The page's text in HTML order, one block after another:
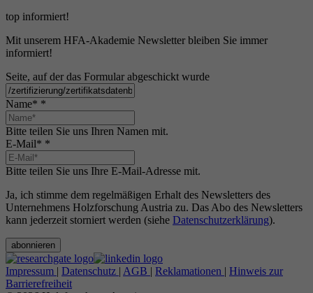
top informiert!
Mit unserem HFA-Akademie Newsletter bleiben Sie immer
informiert!
Seite, auf der das Formular abgeschickt wurde
Name* *
Bitte teilen Sie uns Ihren Namen mit.
E-Mail* *
Bitte teilen Sie uns Ihre E-Mail-Adresse mit.
Ja, ich stimme dem regelmäßigen Erhalt des Newsletters des
Unternehmens Holzforschung Austria zu. Das Abo des Newsletters
kann jederzeit storniert werden (siehe Datenschutzerklärung).
abonnieren
Impressum | Datenschutz | AGB | Reklamationen | Hinweis zur
Barrierefreiheit